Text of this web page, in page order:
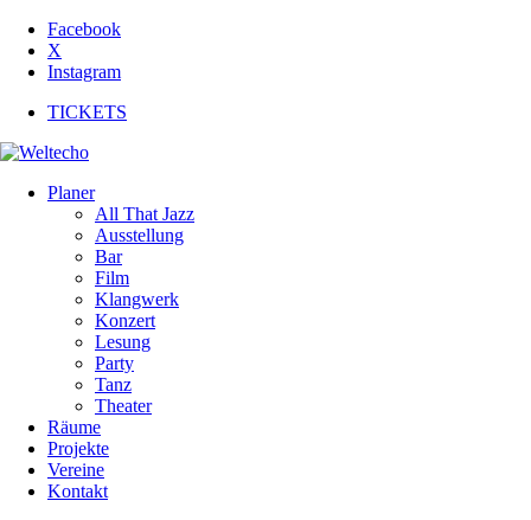
Facebook
X
Instagram
TICKETS
Planer
All That Jazz
Ausstellung
Bar
Film
Klangwerk
Konzert
Lesung
Party
Tanz
Theater
Räume
Projekte
Vereine
Kontakt